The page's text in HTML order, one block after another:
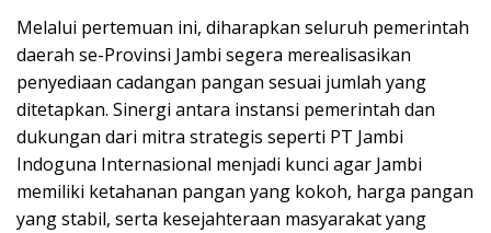
Melalui pertemuan ini, diharapkan seluruh pemerintah
daerah se-Provinsi Jambi segera merealisasikan
penyediaan cadangan pangan sesuai jumlah yang
ditetapkan. Sinergi antara instansi pemerintah dan
dukungan dari mitra strategis seperti PT Jambi
Indoguna Internasional menjadi kunci agar Jambi
memiliki ketahanan pangan yang kokoh, harga pangan
yang stabil, serta kesejahteraan masyarakat yang